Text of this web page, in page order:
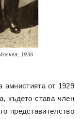
1936
амнистията от 1929
където става член
представителство